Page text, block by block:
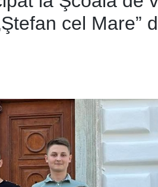
cel Mare”